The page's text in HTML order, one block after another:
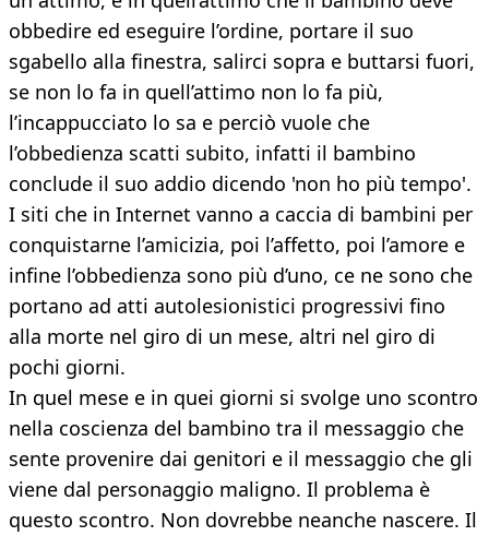
obbedire ed eseguire l’ordine, portare il suo
sgabello alla finestra, salirci sopra e buttarsi fuori,
se non lo fa in quell’attimo non lo fa più,
l’incappucciato lo sa e perciò vuole che
l’obbedienza scatti subito, infatti il bambino
conclude il suo addio dicendo 'non ho più tempo'.
I siti che in Internet vanno a caccia di bambini per
conquistarne l’amicizia, poi l’affetto, poi l’amore e
infine l’obbedienza sono più d’uno, ce ne sono che
portano ad atti autolesionistici progressivi fino
alla morte nel giro di un mese, altri nel giro di
pochi giorni.
In quel mese e in quei giorni si svolge uno scontro
nella coscienza del bambino tra il messaggio che
sente provenire dai genitori e il messaggio che gli
viene dal personaggio maligno. Il problema è
questo scontro. Non dovrebbe neanche nascere. Il